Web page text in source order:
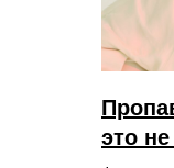
это